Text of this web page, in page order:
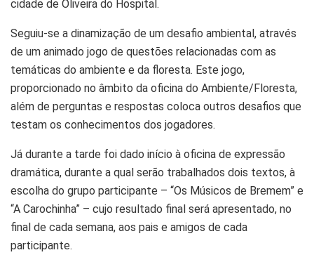
cidade de Oliveira do Hospital.
Seguiu-se a dinamização de um desafio ambiental, através
de um animado jogo de questões relacionadas com as
temáticas do ambiente e da floresta. Este jogo,
proporcionado no âmbito da oficina do Ambiente/Floresta,
além de perguntas e respostas coloca outros desafios que
testam os conhecimentos dos jogadores.
Já durante a tarde foi dado início à oficina de expressão
dramática, durante a qual serão trabalhados dois textos, à
escolha do grupo participante – “Os Músicos de Bremem” e
“A Carochinha” – cujo resultado final será apresentado, no
final de cada semana, aos pais e amigos de cada
participante.